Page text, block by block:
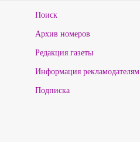
Поиск
Архив номеров
Редакция газеты
Информация рекламодателям
Подписка